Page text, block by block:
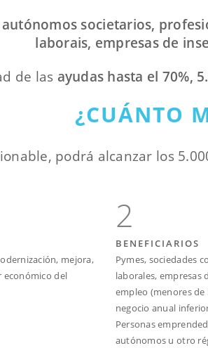
societarios,
laborais, empresas de
de las ayudas hasta el 70%,
¿CUÁNTO
podrá alcanzar los
mejora,
económico del
2
BENEFICIARIOS
Pymes, sociedades
laborales, empresas
empleo (menores
negocio anual
Personas
autónomos u otro